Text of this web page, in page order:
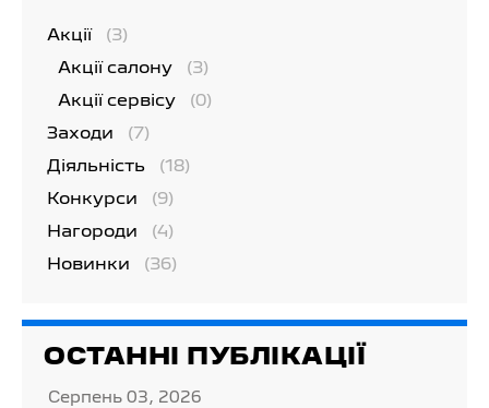
Акції (3)
Акції салону (3)
Акції сервісу (0)
Заходи (7)
Діяльність (18)
Конкурси (9)
Нагороди (4)
Новинки (36)
ОСТАННІ ПУБЛІКАЦІЇ
Серпень 03, 2026